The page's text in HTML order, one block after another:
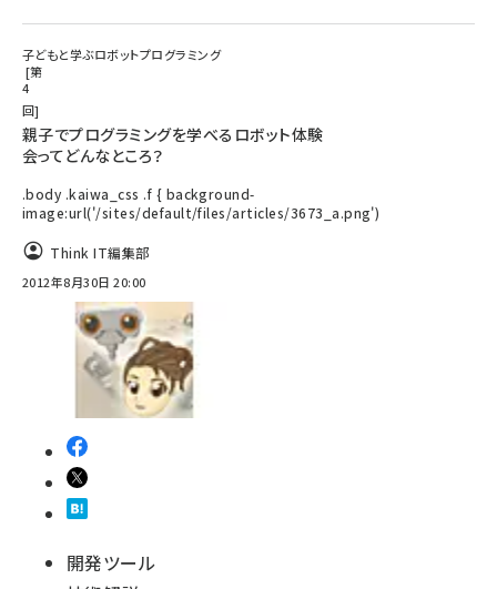
子どもと学ぶロボットプログラミング
第
4
回
親子でプログラミングを学べるロボット体験
会ってどんなところ？
.body .kaiwa_css .f { background-
image:url('/sites/default/files/articles/3673_a.png')
Think IT編集部
2012年8月30日 20:00
開発ツール